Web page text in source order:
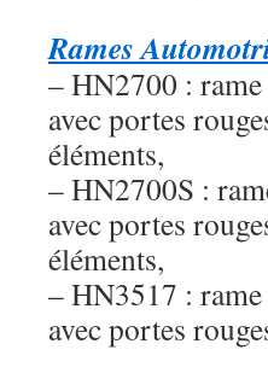
Rames
– HN2700 :
avec portes
éléments,
– HN2700S :
avec portes
éléments,
– HN3517 :
avec portes